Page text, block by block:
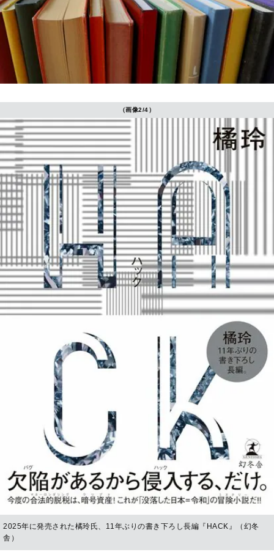
（画像2/4）
2025年に発売された橘玲氏、11年ぶりの書き下ろし長編『HACK』（幻冬
舎）